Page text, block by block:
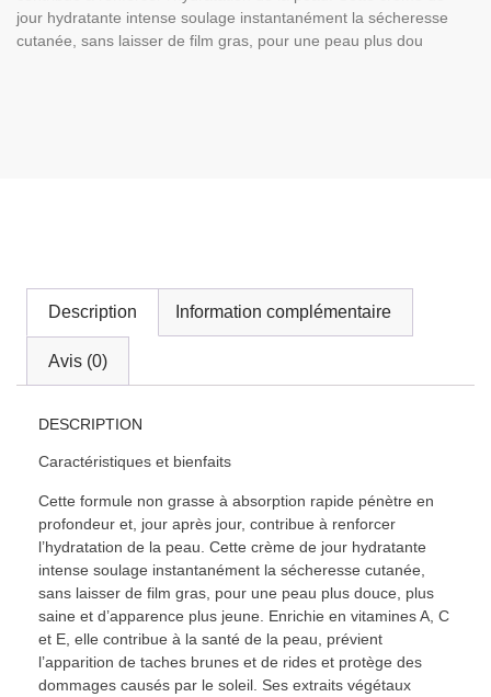
jour hydratante intense soulage instantanément la sécheresse
cutanée, sans laisser de film gras, pour une peau plus dou
Description Information complémentaire
Avis (0)
DESCRIPTION
Caractéristiques et bienfaits
Cette formule non grasse à absorption rapide pénètre en
profondeur et, jour après jour, contribue à renforcer
l’hydratation de la peau. Cette crème de jour hydratante
intense soulage instantanément la sécheresse cutanée,
sans laisser de film gras, pour une peau plus douce, plus
saine et d’apparence plus jeune. Enrichie en vitamines A, C
et E, elle contribue à la santé de la peau, prévient
l’apparition de taches brunes et de rides et protège des
dommages causés par le soleil. Ses extraits végétaux